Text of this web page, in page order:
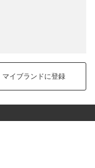
マイブランドに登録